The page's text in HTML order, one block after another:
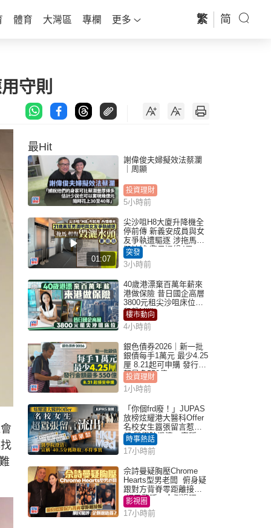
體育 大灣區 專欄 更多 繁 简
守則
最Hit
謝偉俊夫婦擬效法蔡瀾
｜周顯
投資理財
5小時前
01:07
尖沙咀H8大廈升降機全
停前傳 新義安成員與女
友爭執遭驅逐 涉拖馬刑
毀被捕 警另通緝4男
突發
3小時前
40歲港漂棄百萬年薪來
港做保險 昔日國企高層
3800元租尖沙咀床位｜
租盤Million
樓市動向
4小時前
銀色債券2026｜新一批
銀債每手1萬元 最少4.25
厘 8.21起可申購 發行金
額最多550億
投資理財
1小時前
「你個frd廢！」JUPAS
放榜炫耀港大醫科Offer
名校女生囂張留言惹眾
怒 醫學院澄清：宣稱
「40.5分獲錄取」不符事
實｜Juicy叮
時事熱話
17小時前
佘詩曼疑胸壓Chrome
Hearts型男老闆 俯身疑
跟對方背脊零距離接觸
網民驚呼：企側邊唔
得？
影視圈
17小時前